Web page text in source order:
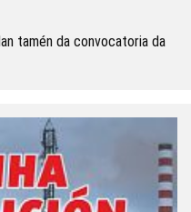
tamén da convocatoria da